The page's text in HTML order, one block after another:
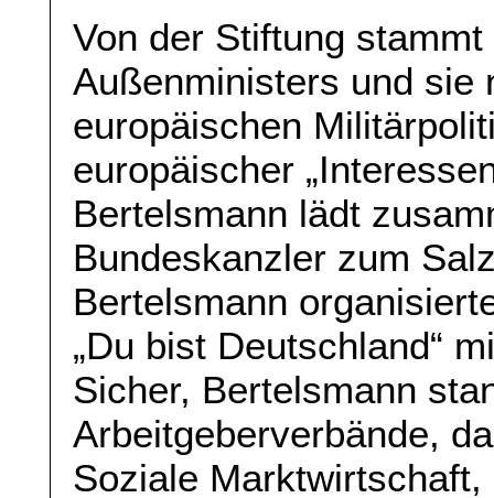
Von der Stiftung
Außenministers und sie
europäischen
europäischer
Bertelsmann lädt
Bundeskanzler zum
Bertelsmann
„Du bist Deutschland“
Sicher, Bertelsmann
Arbeitgeberverbände,
Soziale